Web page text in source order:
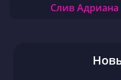
Слив